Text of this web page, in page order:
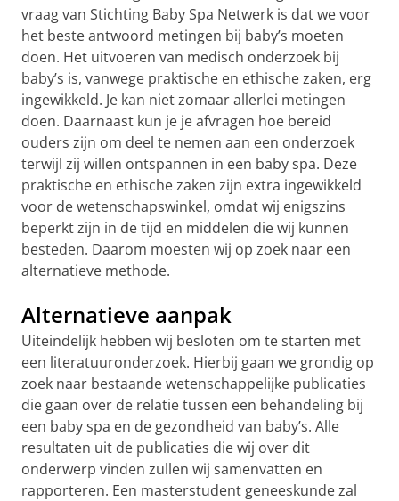
vraag van Stichting Baby Spa Netwerk is dat we voor
het beste antwoord metingen bij baby’s moeten
doen. Het uitvoeren van medisch onderzoek bij
baby’s is, vanwege praktische en ethische zaken, erg
ingewikkeld. Je kan niet zomaar allerlei metingen
doen. Daarnaast kun je je afvragen hoe bereid
ouders zijn om deel te nemen aan een onderzoek
terwijl zij willen ontspannen in een baby spa. Deze
praktische en ethische zaken zijn extra ingewikkeld
voor de wetenschapswinkel, omdat wij enigszins
beperkt zijn in de tijd en middelen die wij kunnen
besteden. Daarom moesten wij op zoek naar een
alternatieve methode.
Alternatieve aanpak
Uiteindelijk hebben wij besloten om te starten met
een literatuuronderzoek. Hierbij gaan we grondig op
zoek naar bestaande wetenschappelijke publicaties
die gaan over de relatie tussen een behandeling bij
een baby spa en de gezondheid van baby’s. Alle
resultaten uit de publicaties die wij over dit
onderwerp vinden zullen wij samenvatten en
rapporteren. Een masterstudent geneeskunde zal